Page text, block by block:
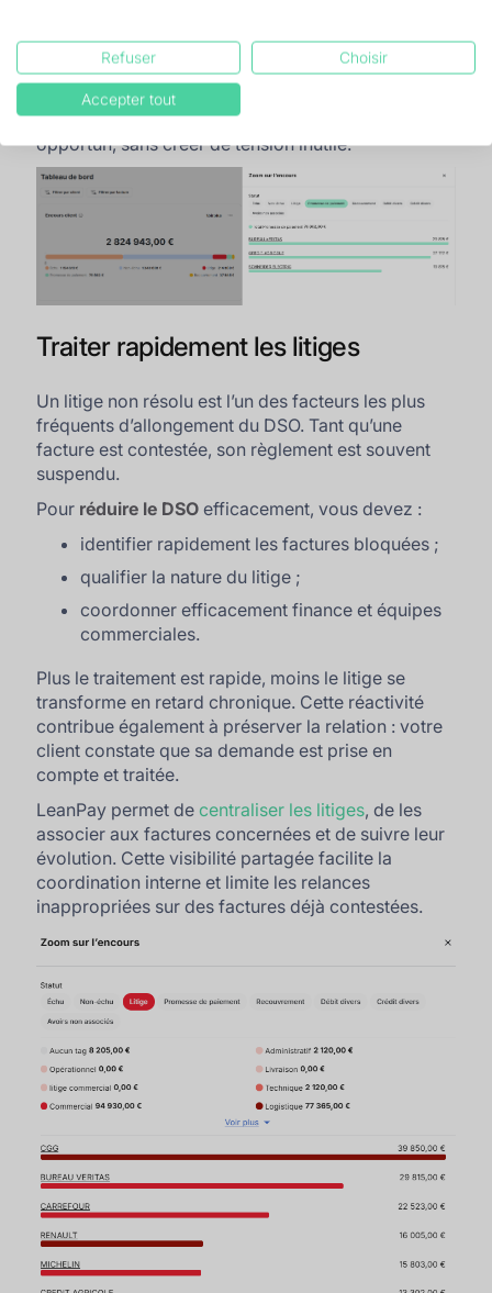
enregistrées, partagées et suivies directement dans
le pilotage des encours. Vos équipes disposent
ainsi d’une vision commune des échéances
annoncées et peuvent relancer au moment
opportun, sans créer de tension inutile.
Traiter rapidement les litiges
Un litige non résolu est l’un des facteurs les plus
fréquents d’allongement du DSO. Tant qu’une
facture est contestée, son règlement est souvent
suspendu.
Pour réduire le DSO efficacement, vous devez :
identifier rapidement les factures bloquées ;
qualifier la nature du litige ;
coordonner efficacement finance et équipes
commerciales.
Plus le traitement est rapide, moins le litige se
transforme en retard chronique. Cette réactivité
contribue également à préserver la relation : votre
client constate que sa demande est prise en
compte et traitée.
LeanPay permet decentraliser les litiges, de les
associer aux factures concernées et de suivre leur
évolution. Cette visibilité partagée facilite la
coordination interne et limite les relances
inappropriées sur des factures déjà contestées.
Refuser Choisir
Accepter tout